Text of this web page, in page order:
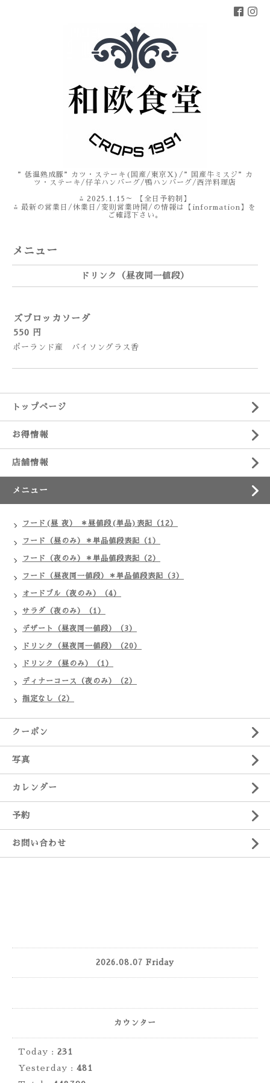
”低温熟成豚”カツ・ステーキ(国産/東京X)/”国産牛ミスジ”カ
ツ・ステーキ/仔羊ハンバーグ/鴨ハンバーグ/西洋料理店
⁂ 2025.1.15～ 【全日予約制】
⁂ 最新の営業日/休業日/変則営業時間/の情報は【information】を
ご確認下さい。
メニュー
ドリンク（昼夜同一値段）
ズブロッカソーダ
550 円
ポーランド産 バイソングラス香
トップページ
お得情報
店舗情報
メニュー
フード(昼 夜） ＊昼値段(単品)表記（12）
フード（昼のみ）＊単品値段表記（1）
フード（夜のみ）＊単品値段表記（2）
フード（昼夜同一値段）＊単品値段表記（3）
オードブル（夜のみ）（4）
サラダ（夜のみ）（1）
デザート（昼夜同一値段）（3）
ドリンク（昼夜同一値段）（20）
ドリンク（昼のみ）（1）
ディナーコース（夜のみ）（2）
指定なし（2）
クーポン
写真
カレンダー
予約
お問い合わせ
2026.08.07 Friday
カウンター
Today : 231
Yesterday : 481